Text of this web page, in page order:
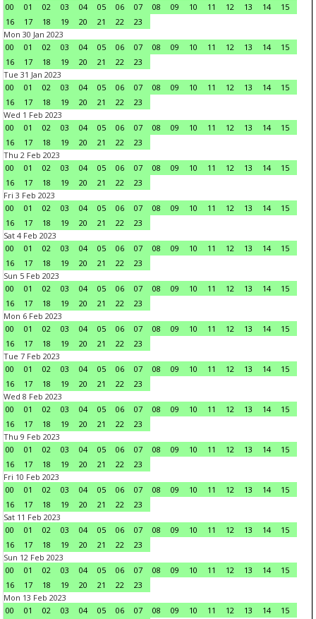
00
01 02 03 04 05 06 07 08 09 10 11 12 13 14
15
16
17 18 19 20 21 22
23
Mon 30 Jan 2023
00
01 02 03 04 05 06 07 08 09 10 11 12 13 14
15
16
17 18 19 20 21 22
23
Tue 31 Jan 2023
00
01 02 03 04 05 06 07 08 09 10 11 12 13 14
15
16
17 18 19 20 21 22
23
Wed 1 Feb 2023
00
01 02 03 04 05 06 07 08 09 10 11 12 13 14
15
16
17 18 19 20 21 22
23
Thu 2 Feb 2023
00
01 02 03 04 05 06 07 08 09 10 11 12 13 14
15
16
17 18 19 20 21 22
23
Fri 3 Feb 2023
00
01 02 03 04 05 06 07 08 09 10 11 12 13 14
15
16
17 18 19 20 21 22
23
Sat 4 Feb 2023
00
01 02 03 04 05 06 07 08 09 10 11 12 13 14
15
16
17 18 19 20 21 22
23
Sun 5 Feb 2023
00
01 02 03 04 05 06 07 08 09 10 11 12 13 14
15
16
17 18 19 20 21 22
23
Mon 6 Feb 2023
00
01 02 03 04 05 06 07 08 09 10 11 12 13 14
15
16
17 18 19 20 21 22
23
Tue 7 Feb 2023
00
01 02 03 04 05 06 07 08 09 10 11 12 13 14
15
16
17 18 19 20 21 22
23
Wed 8 Feb 2023
00
01 02 03 04 05 06 07 08 09 10 11 12 13 14
15
16
17 18 19 20 21 22
23
Thu 9 Feb 2023
00
01 02 03 04 05 06 07 08 09 10 11 12 13 14
15
16
17 18 19 20 21 22
23
Fri 10 Feb 2023
00
01 02 03 04 05 06 07 08 09 10 11 12 13 14
15
16
17 18 19 20 21 22
23
Sat 11 Feb 2023
00
01 02 03 04 05 06 07 08 09 10 11 12 13 14
15
16
17 18 19 20 21 22
23
Sun 12 Feb 2023
00
01 02 03 04 05 06 07 08 09 10 11 12 13 14
15
16
17 18 19 20 21 22
23
Mon 13 Feb 2023
00
01 02 03 04 05 06 07 08 09 10 11 12 13 14
15